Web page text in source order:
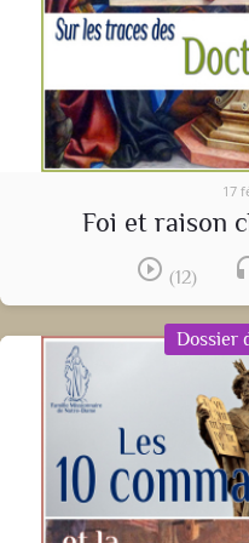
17
Foi et raison
play_circle_outline (12)
Dossier